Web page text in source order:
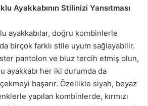
Ayakkabının Stilinizi Yansıtması
ayakkabılar, doğru kombinlerle
birçok farklı stile uyum sağlayabilir.
pantolon ve bluz tercih etmiş olun,
ayakkabı her iki durumda da
başarır. Özellikle siyah, beyaz
yapılan kombinlerde, kırmızı